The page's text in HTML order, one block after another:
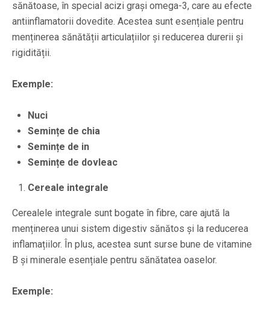
sănătoase, în special acizi grași omega-3, care au efecte
antiinflamatorii dovedite. Acestea sunt esențiale pentru
menținerea sănătății articulațiilor și reducerea durerii și
rigidității.
Exemple:
Nuci
Semințe de chia
Semințe de in
Semințe de dovleac
Cereale integrale
Cerealele integrale sunt bogate în fibre, care ajută la
menținerea unui sistem digestiv sănătos și la reducerea
inflamațiilor. În plus, acestea sunt surse bune de vitamine
B și minerale esențiale pentru sănătatea oaselor.
Exemple: